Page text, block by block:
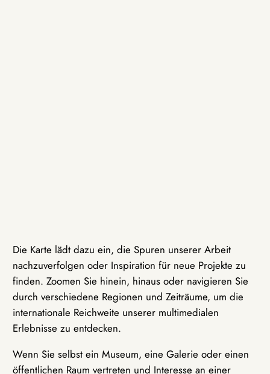
Die Karte lädt dazu ein, die Spuren unserer Arbeit
nachzuverfolgen oder Inspiration für neue Projekte zu
finden. Zoomen Sie hinein, hinaus oder navigieren Sie
durch verschiedene Regionen und Zeiträume, um die
internationale Reichweite unserer multimedialen
Erlebnisse zu entdecken.
Wenn Sie selbst ein Museum, eine Galerie oder einen
öffentlichen Raum vertreten und Interesse an einer